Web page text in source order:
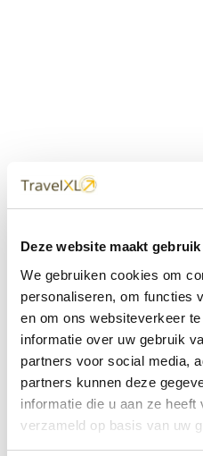
Deze website maakt
We gebruiken cookies om
personaliseren, om functies
en om ons websiteverkeer
informatie over uw gebruik
partners voor social media,
partners kunnen deze
informatie die u aan ze
verzameld op basis van uw
dichtbij
Met 60+ verkooppunten in
met onze XL Travelcenters,
TravelXL@Home en deze
klaar.
• Ontzorgen van A-Z •
Bespaar tijd en stress
TravelXL